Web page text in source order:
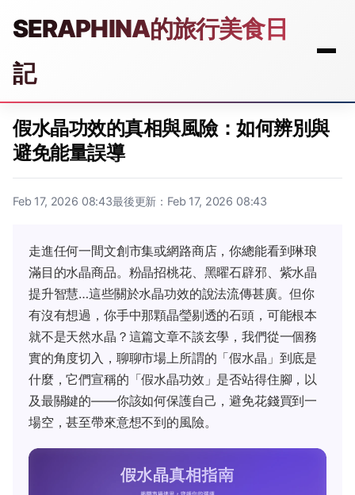
SERAPHINA的旅行美食日
記
假水晶功效的真相與風險：如何辨別與
避免能量誤導
Feb 17, 2026 08:43最後更新：Feb 17, 2026 08:43
走進任何一間文創市集或網路商店，你總能看到琳琅
滿目的水晶商品。粉晶招桃花、黑曜石辟邪、紫水晶
提升智慧…這些關於水晶功效的說法流傳甚廣。但你
有沒有想過，你手中那顆晶瑩剔透的石頭，可能根本
就不是天然水晶？這篇文章不談玄學，我們從一個務
實的角度切入，聊聊市場上所謂的「假水晶」到底是
什麼，它們宣稱的「假水晶功效」是否站得住腳，以
及最關鍵的——你該如何保護自己，避免花錢買到一
場空，甚至帶來意想不到的風險。